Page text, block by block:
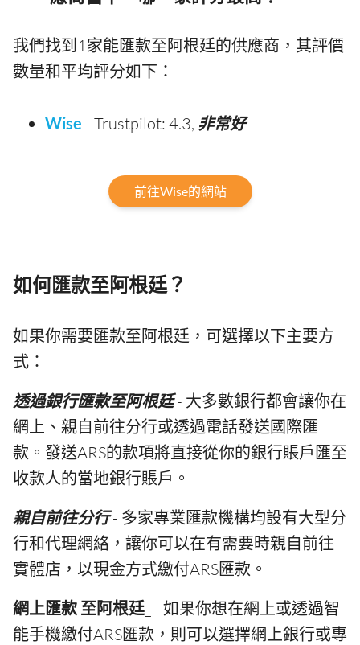
我們找到1家能匯款至阿根廷的供應商，其評價
數量和平均評分如下：
Wise - Trustpilot: 4.3, 非常好
前往Wise的網站
如何匯款至阿根廷？
如果你需要匯款至阿根廷，可選擇以下主要方
式：
透過銀行匯款至阿根廷- 大多數銀行都會讓你在
網上、親自前往分行或透過電話發送國際匯
款。發送ARS的款項將直接從你的銀行賬戶匯至
收款人的當地銀行賬戶。
親自前往分行- 多家專業匯款機構均設有大型分
行和代理網絡，讓你可以在有需要時親自前往
實體店，以現金方式繳付ARS匯款。
網上匯款 至阿根廷_ - 如果你想在網上或透過智
能手機繳付ARS匯款，則可以選擇網上銀行或專